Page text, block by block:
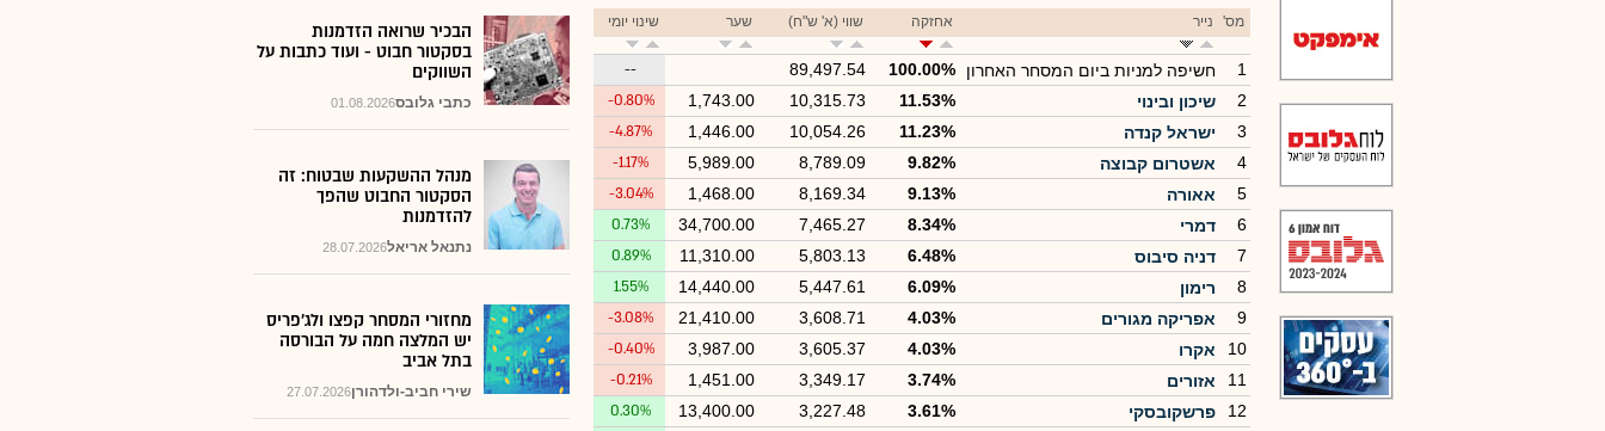
מס' נייר אחזקה שווי (א' ש"ח) שער שינוי יומי
1 חשיפה למניות ביום המסחר האחרון 100.00%
89,497.54
--
2
שיכון ובינוי 11.53%
10,315.73
1,743.00
-0.80%
3
ישראל קנדה 11.23%
10,054.26
1,446.00
-4.87%
4
אשטרום קבוצה 9.82%
8,789.09
5,989.00
-1.17%
5
אאורה 9.13%
8,169.34
1,468.00
-3.04%
6
דמרי 8.34%
7,465.27
34,700.00
0.73%
7
דניה סיבוס 6.48%
5,803.13
11,310.00
0.89%
8
רימון 6.09%
5,447.61
14,440.00
1.55%
9
אפריקה מגורים 4.03%
3,608.71
21,410.00
-3.08%
10
אקרו 4.03%
3,605.37
3,987.00
-0.40%
11
אזורים 3.74%
3,349.17
1,451.00
-0.21%
12
פרשקובסקי 3.61%
3,227.48
13,400.00
0.30%
הבכיר שרואה הזדמנות
בסקטור חבוט - ועוד כתבות על
השווקים
01.08.2026כתבי גלובס
מנהל ההשקעות שבטוח: זה
הסקטור החבוט שהפך
להזדמנות
28.07.2026נתנאל אריאל
מחזורי המסחר קפצו ולג'פריס
יש המלצה חמה על הבורסה
בתל אביב
27.07.2026שירי חביב-ולדהורן